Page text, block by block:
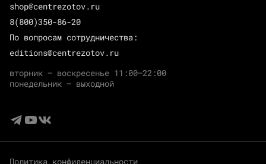
shop@centrezotov.ru
8(800)350-86-20
По вопросам сотрудничества:
editions@centrezotov.ru
вторник — воскресенье 11:00–22:00
понедельник — выходной
Политика конфиденциальности